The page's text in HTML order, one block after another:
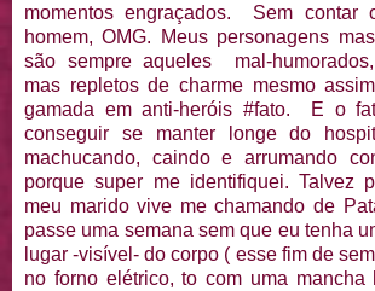
momentos engraçados. Sem contar
homem, OMG. Meus personagens
são sempre aqueles mal-
mas repletos de charme mesmo
gamada em anti-heróis #fato. E o
conseguir se manter longe do
machucando, caindo e arrumando
porque super me identifiquei. Talvez
meu marido vive me chamando de
passe uma semana sem que eu tenha
lugar -visível- do corpo ( esse fim de
no forno elétrico, to com uma mancha